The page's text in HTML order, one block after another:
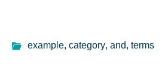
example, category, and, terms